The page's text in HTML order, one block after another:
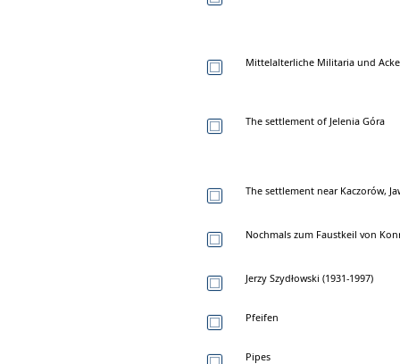
Mittelalterliche Militaria und
The settlement of Jelenia Góra
The settlement near Kaczorów,
Nochmals zum Faustkeil von
Jerzy Szydłowski (1931-1997)
Pfeifen
Pipes